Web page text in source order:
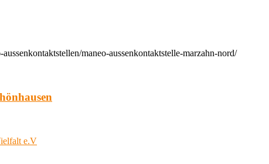
maneo-aussenkontaktstelle-marzahn-nord/
e.V